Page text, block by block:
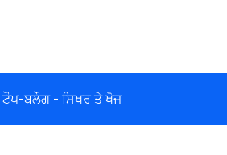
ਟੌਪ-ਬਲੌਗ - ਸਿਖਰ ਤੇ ਖੋਜ